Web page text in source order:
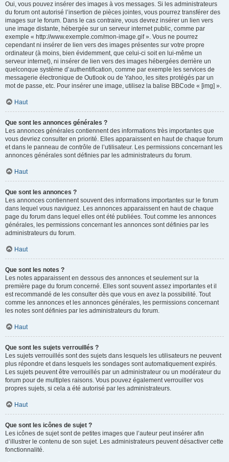
Oui, vous pouvez insérer des images à vos messages. Si les administrateurs
du forum ont autorisé l’insertion de pièces jointes, vous pourrez transférer des
images sur le forum. Dans le cas contraire, vous devrez insérer un lien vers
une image distante, hébergée sur un serveur internet public, comme par
exemple « http://www.exemple.com/mon-image.gif ». Vous ne pourrez
cependant ni insérer de lien vers des images présentes sur votre propre
ordinateur (à moins, bien évidemment, que celui-ci soit en lui-même un
serveur internet), ni insérer de lien vers des images hébergées derrière un
quelconque système d’authentification, comme par exemple les services de
messagerie électronique de Outlook ou de Yahoo, les sites protégés par un
mot de passe, etc. Pour insérer une image, utilisez la balise BBCode « [img] ».
Haut
Que sont les annonces générales ?
Les annonces générales contiennent des informations très importantes que
vous devriez consulter en priorité. Elles apparaissent en haut de chaque forum
et dans le panneau de contrôle de l’utilisateur. Les permissions concernant les
annonces générales sont définies par les administrateurs du forum.
Haut
Que sont les annonces ?
Les annonces contiennent souvent des informations importantes sur le forum
dans lequel vous naviguez. Les annonces apparaissent en haut de chaque
page du forum dans lequel elles ont été publiées. Tout comme les annonces
générales, les permissions concernant les annonces sont définies par les
administrateurs du forum.
Haut
Que sont les notes ?
Les notes apparaissent en dessous des annonces et seulement sur la
première page du forum concerné. Elles sont souvent assez importantes et il
est recommandé de les consulter dès que vous en avez la possibilité. Tout
comme les annonces et les annonces générales, les permissions concernant
les notes sont définies par les administrateurs du forum.
Haut
Que sont les sujets verrouillés ?
Les sujets verrouillés sont des sujets dans lesquels les utilisateurs ne peuvent
plus répondre et dans lesquels les sondages sont automatiquement expirés.
Les sujets peuvent être verrouillés par un administrateur ou un modérateur du
forum pour de multiples raisons. Vous pouvez également verrouiller vos
propres sujets, si cela a été autorisé par les administrateurs.
Haut
Que sont les icônes de sujet ?
Les icônes de sujet sont de petites images que l’auteur peut insérer afin
d’illustrer le contenu de son sujet. Les administrateurs peuvent désactiver cette
fonctionnalité.